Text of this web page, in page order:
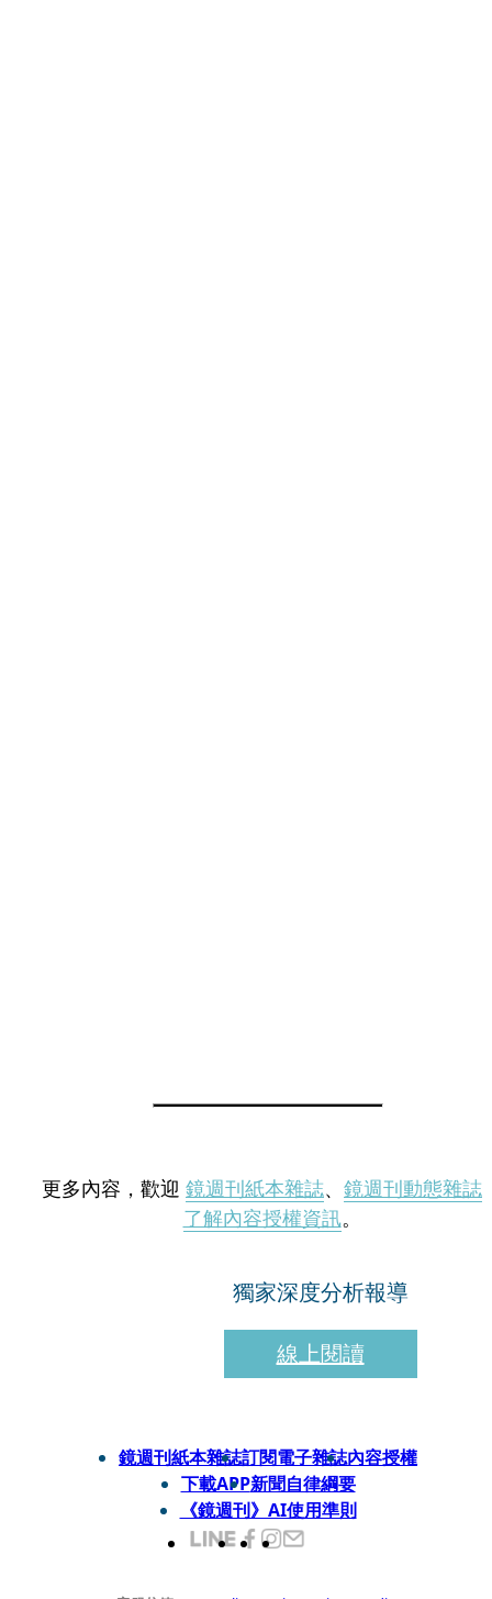
更多內容，歡迎 鏡週刊紙本雜誌、 鏡週刊動態雜誌
了解內容授權資訊。
獨家深度分析報導
線上閱讀
鏡週刊紙本雜誌訂閱電子雜誌內容授權
下載APP新聞自律綱要
《鏡週刊》AI使用準則